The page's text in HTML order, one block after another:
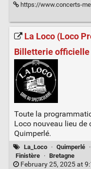
https://www.concerts-
La Loco (Loco
Billetterie officielle
Toute la
Loco nouveau lieu de
Quimperlé.
La_Loco · Quimperlé ·
Finistère
· Bretagne
February 25, 2025 at